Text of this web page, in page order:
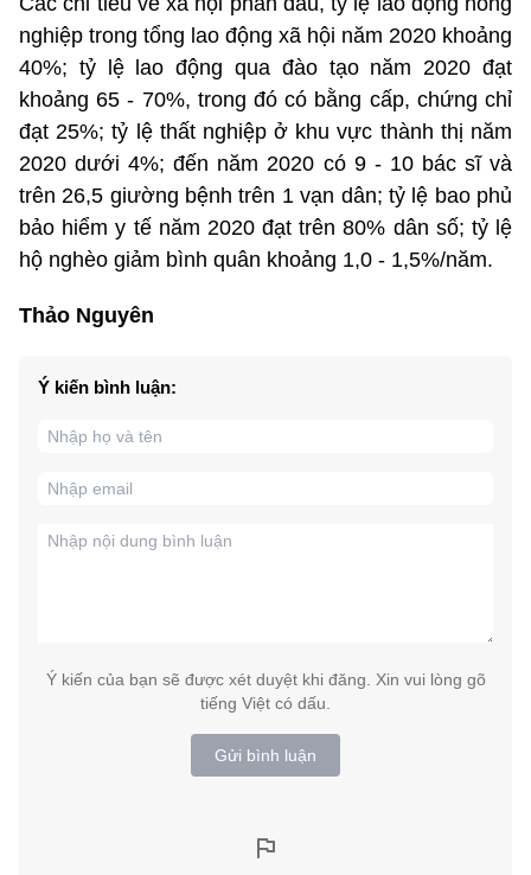
nghiệp trong tổng lao động xã hội năm 2020 khoảng
40%; tỷ lệ lao động qua đào tạo năm 2020 đạt
khoảng 65 - 70%, trong đó có bằng cấp, chứng chỉ
đạt 25%; tỷ lệ thất nghiệp ở khu vực thành thị năm
2020 dưới 4%; đến năm 2020 có 9 - 10 bác sĩ và
trên 26,5 giường bệnh trên 1 vạn dân; tỷ lệ bao phủ
bảo hiểm y tế năm 2020 đạt trên 80% dân số; tỷ lệ
hộ nghèo giảm bình quân khoảng 1,0 - 1,5%/năm.
Thảo Nguyên
Ý kiến bình luận:
Ý kiến của bạn sẽ được xét duyệt khi đăng. Xin vui lòng gõ
tiếng Việt có dấu.
Gửi bình luận